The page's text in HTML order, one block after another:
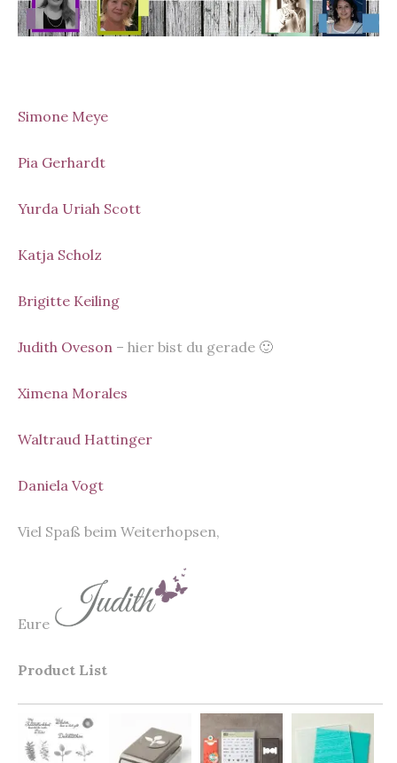
Simone Meye
Pia Gerhardt
Yurda Uriah Scott
Katja Scholz
Brigitte Keiling
Judith Oveson – hier bist du gerade 🙂
Ximena Morales
Waltraud Hattinger
Daniela Vogt
Viel Spaß beim Weiterhopsen,
Eure
Product List